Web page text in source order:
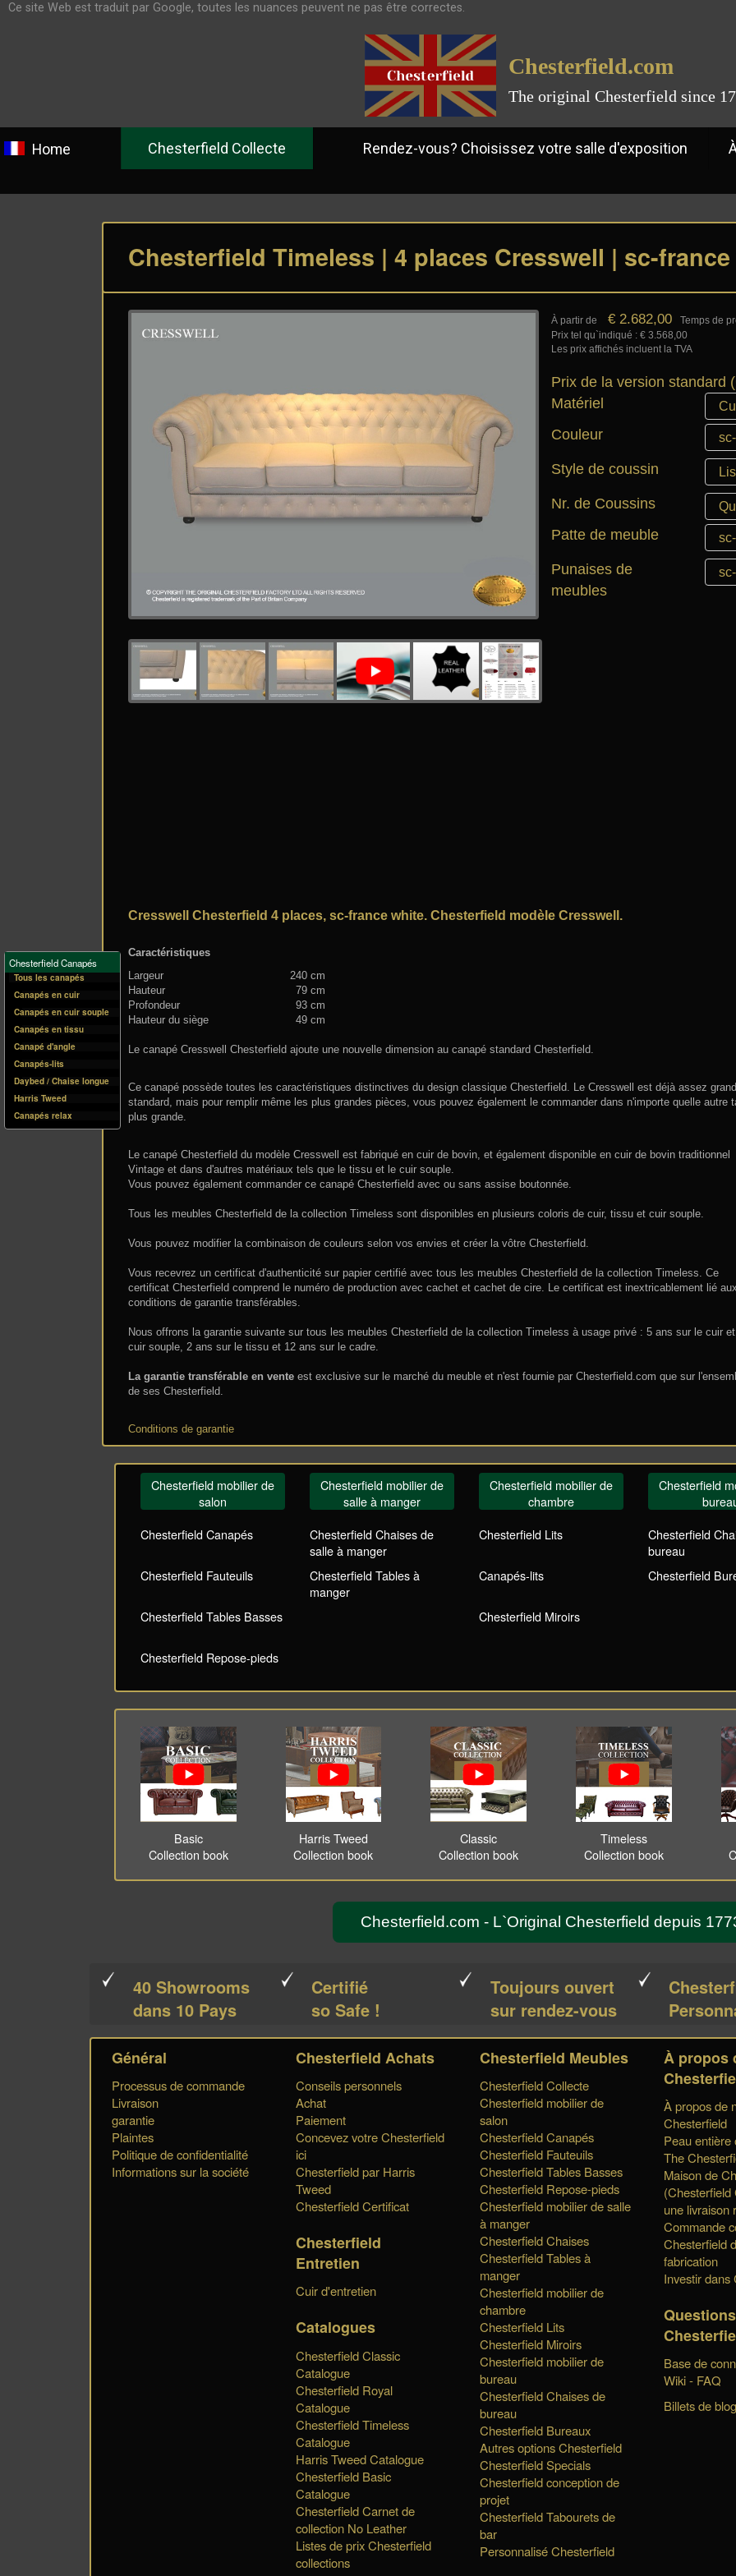
Ce site Web est traduit par Google, toutes les nuances peuvent ne pas être correctes.
Chesterfield.com
The original Chesterfield since
Home Chesterfield Collecte Rendez-vous? Choisissez votre salle d'exposition
Chesterfield Timeless | 4 places Cresswell | sc-
À partir de € 2.682,00
Temps de
Prix tel qu`indiqué : € 3.568,00
Les prix affichés incluent la TVA
Prix de la version standard
Matériel
Couleur
Style de coussin
Nr. de Coussins
Patte de meuble
Punaises de
meubles
Cresswell Chesterfield 4 places, sc-france white. Chesterfield modèle Cresswell.
Caractéristiques
Largeur
240 cm
Hauteur
79 cm
Profondeur
93 cm
Hauteur du siège
49 cm
Le canapé Cresswell Chesterfield ajoute une nouvelle dimension au canapé standard Chesterfield.
Ce canapé possède toutes les caractéristiques distinctives du design classique Chesterfield. Le Cresswell est déjà assez
standard, mais pour remplir même les plus grandes pièces, vous pouvez également le commander dans n'importe quelle autre
plus grande.
Le canapé Chesterfield du modèle Cresswell est fabriqué en cuir de bovin, et également disponible en cuir de bovin traditionnel
Vintage et dans d'autres matériaux tels que le tissu et le cuir souple.
Vous pouvez également commander ce canapé Chesterfield avec ou sans assise boutonnée.
Tous les meubles Chesterfield de la collection Timeless sont disponibles en plusieurs coloris de cuir, tissu et cuir souple.
Vous pouvez modifier la combinaison de couleurs selon vos envies et créer la vôtre Chesterfield.
Vous recevrez un certificat d'authenticité sur papier certifié avec tous les meubles Chesterfield de la collection Timeless. Ce
certificat Chesterfield comprend le numéro de production avec cachet et cachet de cire. Le certificat est inextricablement lié aux
conditions de garantie transférables.
Nous offrons la garantie suivante sur tous les meubles Chesterfield de la collection Timeless à usage privé : 5 ans sur le cuir
cuir souple, 2 ans sur le tissu et 12 ans sur le cadre.
La garantie transférable en vente est exclusive sur le marché du meuble et n'est fournie par Chesterfield.com que sur
de ses Chesterfield.
Conditions de garantie
Chesterfield mobilier de
salon
Chesterfield Canapés
Chesterfield Fauteuils
Chesterfield Tables Basses
Chesterfield Repose-pieds
Chesterfield mobilier de
salle à manger
Chesterfield Chaises de
salle à manger
Chesterfield Tables à
manger
Chesterfield mobilier de
chambre
Chesterfield Lits
Canapés-lits
Chesterfield Miroirs
Chesterfield
Chesterfield
bureau
Chesterfield
Basic
Collection book
Harris Tweed
Collection book
Classic
Collection book
Timeless
Collection book
Chesterfield Canapés
Tous les canapés
Canapés en cuir
Canapés en cuir souple
Canapés en tissu
Canapé d'angle
Canapés-lits
Daybed / Chaise longue
Harris Tweed
Canapés relax
Chesterfield.com - L`Original Chesterfield depuis
40 Showrooms
dans 10 Pays
Certifié
so Safe !
Toujours ouvert
sur rendez-vous
Général
Processus de commande
Livraison
garantie
Plaintes
Politique de confidentialité
Informations sur la société
Chesterfield Achats
Conseils personnels
Achat
Paiement
Concevez votre Chesterfield
ici
Chesterfield par Harris
Tweed
Chesterfield Certificat
Chesterfield
Entretien
Cuir d'entretien
Catalogues
Chesterfield Classic
Catalogue
Chesterfield Royal
Catalogue
Chesterfield Timeless
Catalogue
Harris Tweed Catalogue
Chesterfield Basic
Catalogue
Chesterfield Carnet de
collection No Leather
Listes de prix Chesterfield
collections
Chesterfield Meubles
Chesterfield Collecte
Chesterfield mobilier de
salon
Chesterfield Canapés
Chesterfield Fauteuils
Chesterfield Tables Basses
Chesterfield Repose-pieds
Chesterfield mobilier de salle
à manger
Chesterfield Chaises
Chesterfield Tables à
manger
Chesterfield mobilier de
chambre
Chesterfield Lits
Chesterfield Miroirs
Chesterfield mobilier de
bureau
Chesterfield Chaises de
bureau
Chesterfield Bureaux
Autres options Chesterfield
Chesterfield Specials
Chesterfield conception de
projet
Chesterfield Tabourets de
bar
Personnalisé Chesterfield
À propos
À propos de
Chesterfield
Peau entière
The
Maison de
(Chesterfield
une livraison
Commande
Chesterfield
fabrication
Investir dans
Base de
Wiki - FAQ
Billets de blog